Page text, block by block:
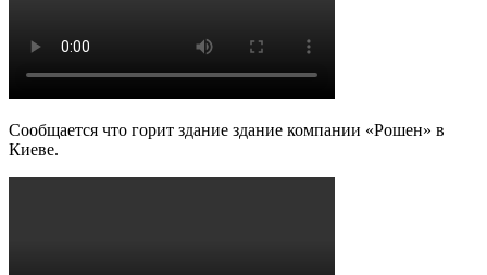
Сообщается что горит здание здание компании «Рошен» в
Киеве.